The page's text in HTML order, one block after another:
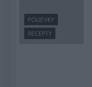
POLIEVKY
RECEPTY